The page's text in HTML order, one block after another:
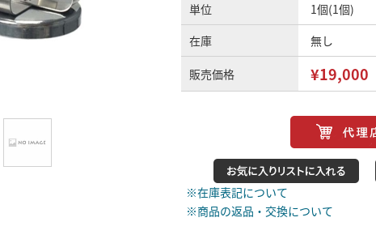
単位
1個(1個)
在庫
無し
販売価格 ¥19,000
※在庫表記について
※商品の返品・交換について